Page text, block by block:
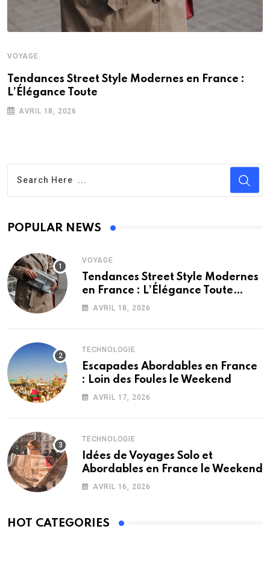
VOYAGE
Tendances Street Style Modernes en France :
L’Élégance Toute
AVRIL 18, 2026
POPULAR NEWS
VOYAGE
Tendances Street Style Modernes
en France : L’Élégance Toute
Saison
AVRIL 18, 2026
TECHNOLOGIE
Escapades Abordables en France
: Loin des Foules le Weekend
AVRIL 17, 2026
TECHNOLOGIE
Idées de Voyages Solo et
Abordables en France le Weekend
AVRIL 16, 2026
HOT CATEGORIES